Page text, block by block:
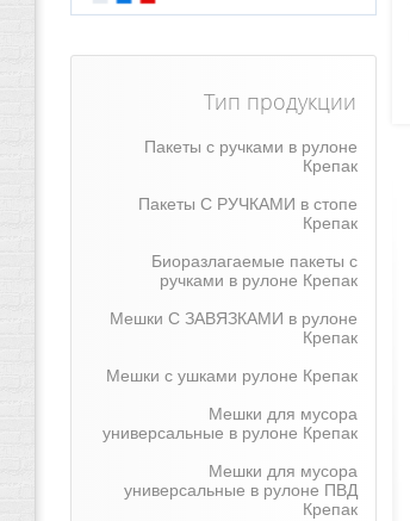
Тип продукции
Пакеты с ручками в рулоне
Крепак
Пакеты С РУЧКАМИ в стопе
Крепак
Биоразлагаемые пакеты с
ручками в рулоне Крепак
Мешки С ЗАВЯЗКАМИ в рулоне
Крепак
Мешки с ушками рулоне Крепак
Мешки для мусора
универсальные в рулоне Крепак
Мешки для мусора
универсальные в рулоне ПВД
Крепак